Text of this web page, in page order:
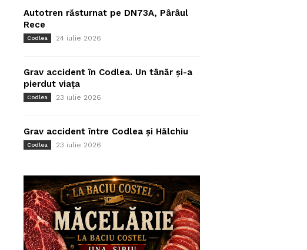
Autotren răsturnat pe DN73A, Pârâul
Rece
Codlea 24 iulie 2026
Grav accident în Codlea. Un tânăr și-a
pierdut viața
Codlea 23 iulie 2026
Grav accident între Codlea și Hălchiu
Codlea 23 iulie 2026